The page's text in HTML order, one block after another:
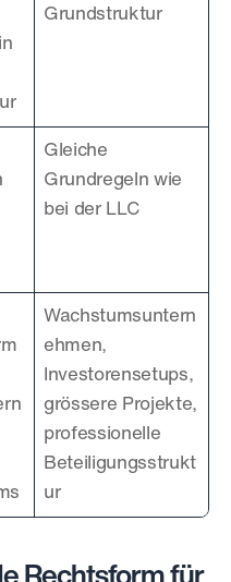
Grundstruktur
Gleiche
Grundregeln wie
bei der LLC
Wachstumsuntern
ehmen,
Investorensetups,
grössere Projekte,
professionelle
Beteiligungsstrukt
ur